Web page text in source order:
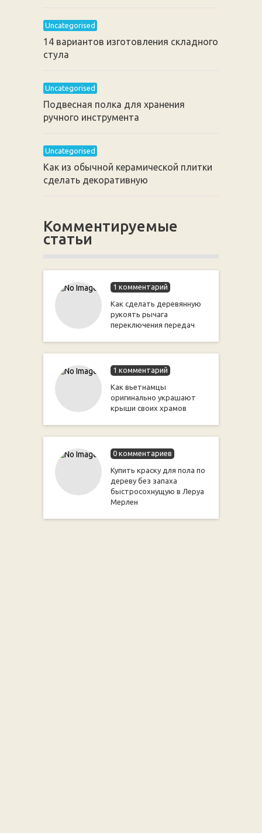
Uncategorised
14 вариантов изготовления складного
стула
Uncategorised
Подвесная полка для хранения
ручного инструмента
Uncategorised
Как из обычной керамической плитки
сделать декоративную
Комментируемые
статьи
1 комментарий
Как сделать деревянную
рукоять рычага
переключения передач
1 комментарий
Как вьетнамцы
оригинально украшают
крыши своих храмов
0 комментариев
Купить краску для пола по
дереву без запаха
быстросохнущую в Леруа
Мерлен